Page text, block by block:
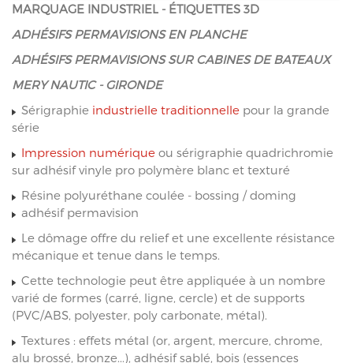
MARQUAGE INDUSTRIEL - ÉTIQUETTES 3D
ADHÉSIFS PERMAVISIONS EN PLANCHE
ADHÉSIFS PERMAVISIONS SUR CABINES DE BATEAUX
MERY NAUTIC - GIRONDE
Sérigraphie industrielle traditionnelle pour la grande
série
Impression numérique ou sérigraphie quadrichromie
sur adhésif vinyle pro polymère blanc et texturé
Résine polyuréthane coulée - bossing / doming
adhésif permavision
Le dômage offre du relief et une excellente résistance
mécanique et tenue dans le temps.
Cette technologie peut être appliquée à un nombre
varié de formes (carré, ligne, cercle) et de supports
(PVC/ABS, polyester, poly carbonate, métal).
Textures : effets métal (or, argent, mercure, chrome,
alu brossé, bronze...), adhésif sablé, bois (essences